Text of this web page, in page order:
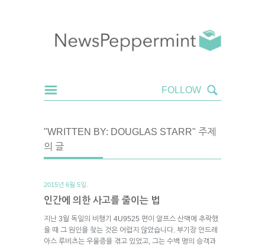
"WRITTEN BY: DOUGLAS STARR" 주제
의 글
2015년 6월 5일.
인간에 의한 사고를 줄이는 법
지난 3월 독일의 비행기 4U9525 편이 알프스 산맥에 추락했
을 때 그 원인을 찾는 것은 어렵지 않았습니다. 부기장 안드레
아스 루비츠는 우울증을 겪고 있었고, 그는 수백 명의 승객과